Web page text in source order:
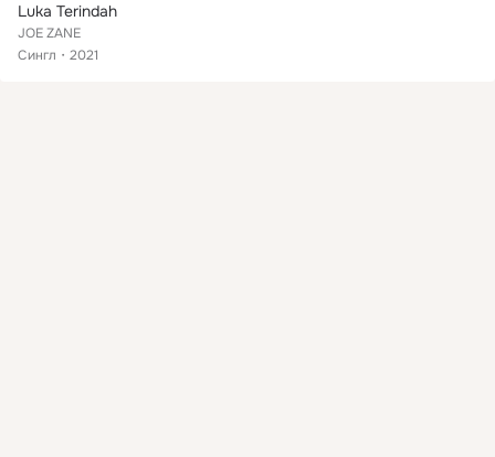
Luka Terindah
JOE ZANE
Сингл
2021